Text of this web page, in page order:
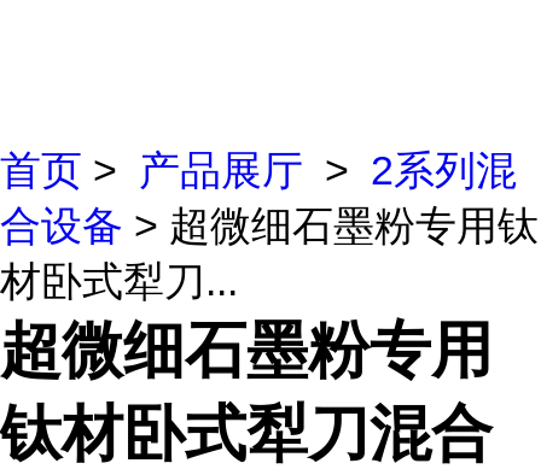
首页 > 产品展厅 > 2系列混
合设备 > 超微细石墨粉专用钛
材卧式犁刀...
超微细石墨粉专用
钛材卧式犁刀混合